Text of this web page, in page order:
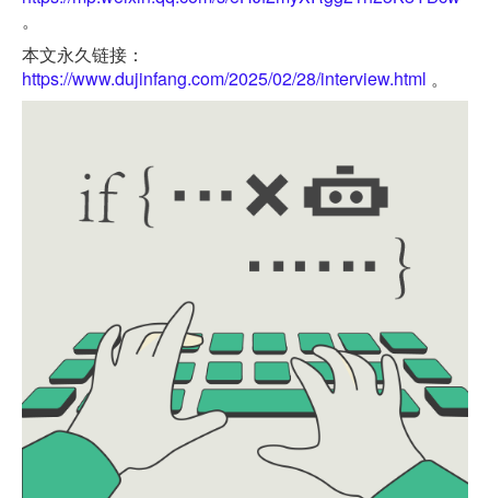
。
本文永久链接：
https://www.dujinfang.com/2025/02/28/interview.html 。